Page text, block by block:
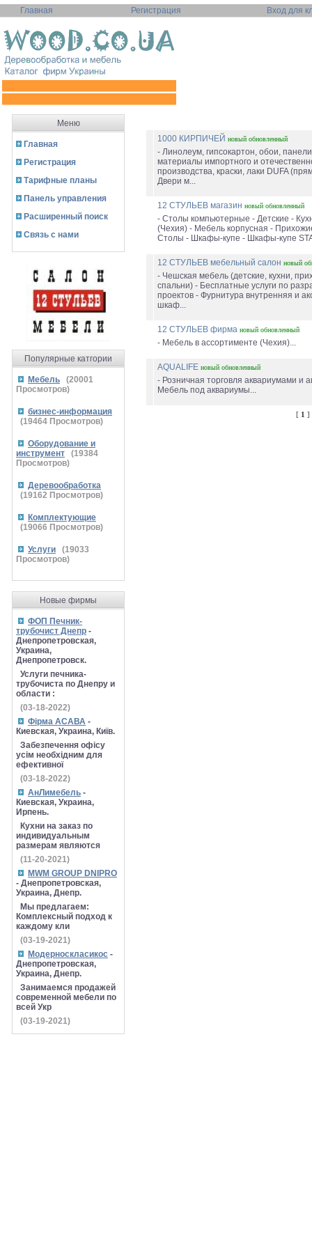
Главная Регистрация Вход для
Меню
Главная
Регистрация
Тарифные планы
Панель управления
Расширенный поиск
Связь с нами
Популярные катгории
Мебель (20001
Просмотров)
бизнес-информация
(19464 Просмотров)
Оборудование и
инструмент
(19384
Просмотров)
Деревообработка
(19162 Просмотров)
Комплектующие
(19066 Просмотров)
Услуги (19033
Просмотров)
Новые фирмы
ФОП Печник-
трубочист Днепр -
Днепропетровская,
Украина,
Днепропетровск.
Услуги печника-
трубочиста по Днепру и
области :
(03-18-2022)
Фірма АСАВА -
Киевская, Украина, Київ.
Забезпечення офісу
усім необхідним для
ефективної
(03-18-2022)
АнЛимебель -
Киевская, Украина,
Ирпень.
Кухни на заказ по
индивидуальным
размерам являются
(11-20-2021)
MWM GROUP DNIPRO
- Днепропетровская,
Украина, Днепр.
Мы предлагаем:
Комплексный подход к
каждому кли
(03-19-2021)
Модерноскласикос -
Днепропетровская,
Украина, Днепр.
Занимаемся продажей
современной мебели по
всей Укр
(03-19-2021)
1000 КИРПИЧЕЙ новый обновленный
- Линолеум, гипсокартон, обои,
материалы импортного и
производства, краски, лаки DUFA
Двери м...
12 СТУЛЬЕВ магазин новый обновленный
- Столы компьютерные - Детские -
(Чехия) - Мебель корпусная -
Столы - Шкафы-купе - Шкафы-купе
12 СТУЛЬЕВ мебельный салон новый
- Чешская мебель (детские, кухни,
спальни) - Бесплатные услуги по
проектов - Фурнитура внутренняя и
шкаф...
12 СТУЛЬЕВ фирма новый обновленный
- Мебель в ассортименте (Чехия)...
AQUALIFE новый обновленный
- Розничная торговля аквариумами и
Мебель под аквариумы...
[ 1 ]